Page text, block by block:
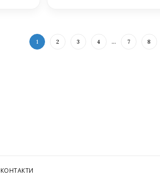
1 2 3 4 … 7 8
КОНТАКТИ